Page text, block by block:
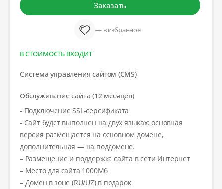
Заказать
— в избранное
В СТОИМОСТЬ ВХОДИТ
Система управления сайтом (CMS)
Обслуживание сайта (12 месяцев)
- Подключение SSL-серсификата
- Сайт будет выполнен на двух языках: основная
версия размещается на основном домене,
дополнительная — на поддомене.
– Размещение и поддержка сайта в сети Интернет
– Место для сайта 1000Мб
– Домен в зоне (RU/UZ) в подарок